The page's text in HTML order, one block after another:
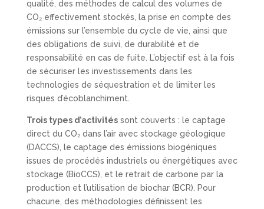
qualité, des méthodes de calcul des volumes de
CO₂ effectivement stockés, la prise en compte des
émissions sur l’ensemble du cycle de vie, ainsi que
des obligations de suivi, de durabilité et de
responsabilité en cas de fuite. L’objectif est à la fois
de sécuriser les investissements dans les
technologies de séquestration et de limiter les
risques d’écoblanchiment.
Trois types d’activitéssont couverts : le captage
direct du CO₂ dans l’air avec stockage géologique
(DACCS), le captage des émissions biogéniques
issues de procédés industriels ou énergétiques avec
stockage (BioCCS), et le retrait de carbone par la
production et l’utilisation de biochar (BCR). Pour
chacune, des méthodologies définissent les